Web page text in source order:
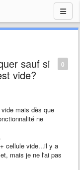
0
sauf si
vide?
mais dès que
ne
cellule vide...il y a
mais je ne l'ai pas